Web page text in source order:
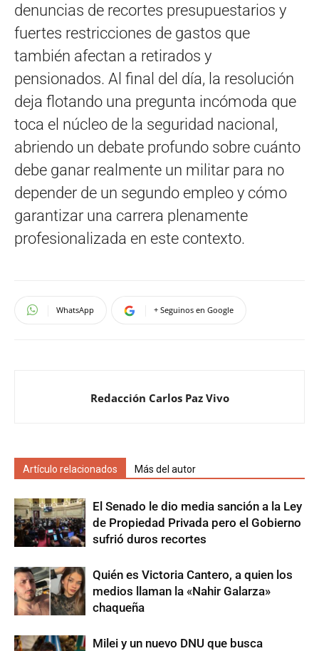
denuncias de recortes presupuestarios y
fuertes restricciones de gastos que
también afectan a retirados y
pensionados. Al final del día, la resolución
deja flotando una pregunta incómoda que
toca el núcleo de la seguridad nacional,
abriendo un debate profundo sobre cuánto
debe ganar realmente un militar para no
depender de un segundo empleo y cómo
garantizar una carrera plenamente
profesionalizada en este contexto.
WhatsApp + Seguinos en Google
Redacción Carlos Paz Vivo
Artículo relacionados Más del autor
El Senado le dio media sanción a la Ley
de Propiedad Privada pero el Gobierno
sufrió duros recortes
Quién es Victoria Cantero, a quien los
medios llaman la «Nahir Galarza»
chaqueña
Milei y un nuevo DNU que busca